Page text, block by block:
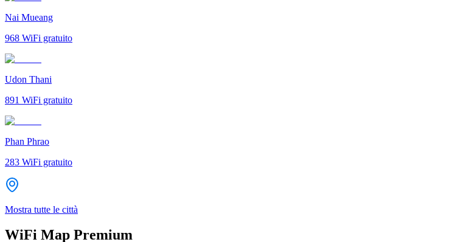
Nai Mueang
968 WiFi gratuito
Udon Thani
891 WiFi gratuito
Phan Phrao
283 WiFi gratuito
Mostra tutte le città
WiFi Map Premium